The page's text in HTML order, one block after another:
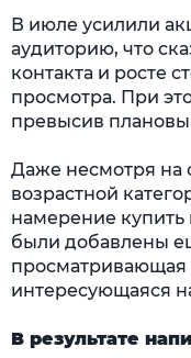
В июле усилили
аудиторию, что
контакта и росте
просмотра. При
превысив
Даже несмотря
возрастной
намерение купить
были добавлены
просматривающая
интересующаяся
В результате